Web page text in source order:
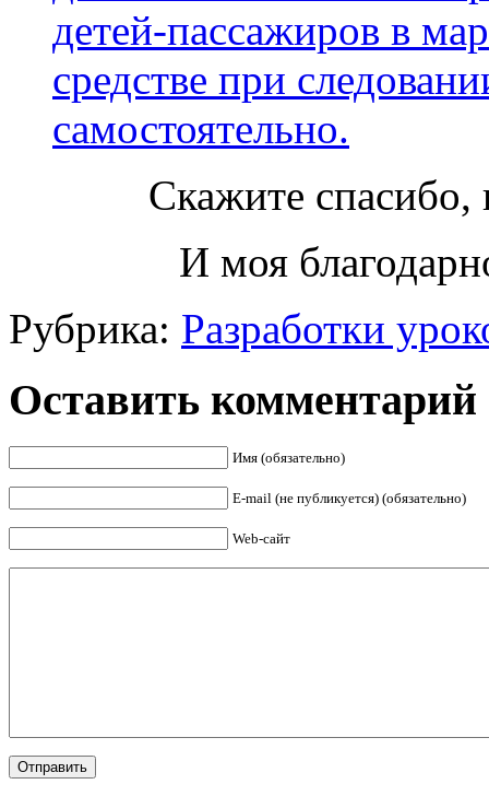
детей-пассажиров в
средстве при
самостоятельно.
Скажите спасибо,
И моя
Рубрика: Разработки
Оставить комментарий
Имя (обязательно)
E-mail (не публикуется) (обязательно)
Web-сайт